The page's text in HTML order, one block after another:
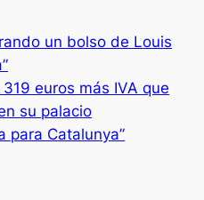
un bolso de Louis
euros más IVA que
su palacio
para Catalunya”